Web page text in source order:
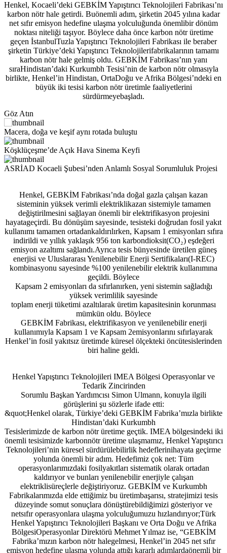
Henkel, Kocaeli’deki GEBKİM Yapıştırıcı Teknolojileri Fabrikası’nı
karbon nötr hale getirdi. Buönemli adım, şirketin 2045 yılına kadar
net sıfır emisyon hedefine ulaşma yolculuğunda önemlibir dönüm
noktası niteliği taşıyor. Böylece daha önce karbon nötr üretime
geçen İstanbulTuzla Yapıştırıcı Teknolojileri Fabrikası ile beraber
şirketin Türkiye’deki Yapıştırıcı Teknolojilerifabrikalarının tamamı
karbon nötr hale gelmiş oldu. GEBKİM Fabrikası’nın yanı
sıraHindistan’daki Kurkumbh Tesisi’nin de karbon nötr olmasıyla
birlikte, Henkel’in Hindistan, OrtaDoğu ve Afrika Bölgesi’ndeki en
büyük iki tesisi karbon nötr üretimle faaliyetlerini
sürdürmeyebaşladı.
Göz Atın
Macera, doğa ve keşif aynı rotada buluştu
Köşklüçeşme’de Açık Hava Sinema Keyfi
ASRİAD Kocaeli Şubesi’nden Anlamlı Sosyal Sorumluluk Projesi
Henkel, GEBKİM Fabrikası’nda doğal gazla çalışan kazan
sisteminin yüksek verimli elektriklikazan sistemiyle tamamen
değiştirilmesini sağlayan önemli bir elektrifikasyon projesini
hayatageçirdi. Bu dönüşüm sayesinde, tesisteki doğrudan fosil yakıt
kullanımı tamamen ortadankaldırılırken, Kapsam 1 emisyonları sıfıra
indirildi ve yıllık yaklaşık 956 ton karbondioksit(CO₂) eşdeğeri
emisyon azaltımı sağlandı.Ayrıca tesis bünyesinde üretilen güneş
enerjisi ve Uluslararası Yenilenebilir Enerji Sertifikaları(I-REC)
kombinasyonu sayesinde %100 yenilenebilir elektrik kullanımına
geçildi. Böylece
Kapsam 2 emisyonları da sıfırlanırken, yeni sistemin sağladığı
yüksek verimlilik sayesinde
toplam enerji tüketimi azaltılarak üretim kapasitesinin korunması
mümkün oldu. Böylece
GEBKİM Fabrikası, elektrifikasyon ve yenilenebilir enerji
kullanımıyla Kapsam 1 ve Kapsam 2emisyonlarını sıfırlayarak
Henkel’in fosil yakıtsız üretimde küresel ölçekteki öncütesislerinden
biri haline geldi.
Henkel Yapıştırıcı Teknolojileri IMEA Bölgesi Operasyonlar ve
Tedarik Zincirinden
Sorumlu Başkan Yardımcısı Simon Ulmann, konuyla ilgili
görüşlerini şu sözlerle ifade etti:
&quot;Henkel olarak, Türkiye’deki GEBKİM Fabrika’mızla birlikte
Hindistan’daki Kurkumbh
Tesislerimizde de karbon nötr üretime geçtik. IMEA bölgesindeki iki
önemli tesisimizde karbonnötr üretime ulaşmamız, Henkel Yapıştırıcı
Teknolojileri’nin küresel sürdürülebilirlik hedeflerinihayata geçirme
yolunda önemli bir adım. Hedefimiz çok net: Tüm
operasyonlarımızdaki fosilyakıtları sistematik olarak ortadan
kaldırıyor ve bunları yenilenebilir enerjiyle çalışan
elektriklisüreçlerle değiştiriyoruz. GEBKİM ve Kurkumbh
Fabrikalarımızda elde ettiğimiz bu üretimbaşarısı, stratejimizi tesis
düzeyinde somut sonuçlara dönüştürebildiğimizi gösteriyor ve
netsıfır operasyonlara ulaşma yolculuğumuzu hızlandırıyor;Türk
Henkel Yapıştırıcı Teknolojileri Başkanı ve Orta Doğu ve Afrika
BölgesiOperasyonlar Direktörü Mehmet Yılmaz ise, “GEBKİM
Fabrika’mızın karbon nötr halegelmesi, Henkel’in 2045 net sıfır
emisyon hedefine ulaşma yolunda attığı kararlı adımlardaönemli bir